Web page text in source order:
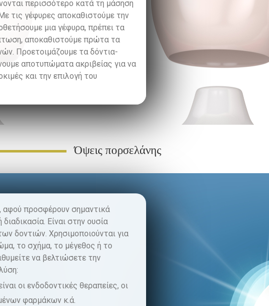
περισσότερο κατά τη μάσηση
τις γέφυρες αποκαθιστούμε την
μια γέφυρα, πρέπει τα
αποκαθιστούμε πρώτα τα
Προετοιμάζουμε τα δόντια-
αποτυπώματα ακριβείας για να
και την επιλογή του
Όψεις πορσελάνης
αφού προσφέρουν σημαντικά
Είναι στην ουσία
δοντιών. Χρησιμοποιούνται για
το σχήμα, το μέγεθος ή το
να βελτιώσετε την
οι ενδοδοντικές θεραπείες, οι
φαρμάκων κ.ά.